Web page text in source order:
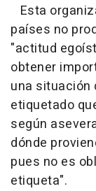
Esta
países no
"actitud
obtener
una situación
etiquetado
según
dónde
pues no es
etiqueta".